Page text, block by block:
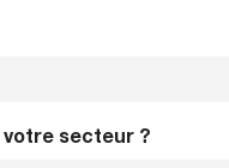
votre secteur ?